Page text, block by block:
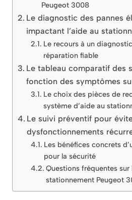
Peugeot 3008
Le diagnostic des pannes
impactant l’aide au
Le recours à un
réparation fiable
Le tableau comparatif des
fonction des symptômes
Le choix des pièces de
système d’aide au
Le suivi préventif pour
dysfonctionnements
Les bénéfices concrets
pour la sécurité
Questions fréquentes sur
stationnement Peugeot